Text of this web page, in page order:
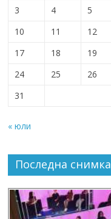
3
4 5
10
11 12
17
18 19
24
25 26
31
« юли
Последна снимка